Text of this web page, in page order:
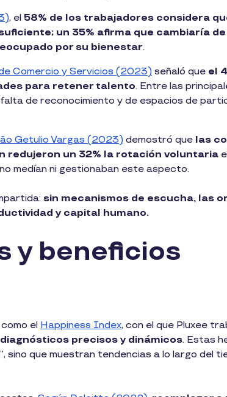
, el 58% de los trabajadores considera
un 35% afirma que cambiaría
por su bienestar.
Comercio y Servicios (2023) señaló que el
para retener talento. Entre las
de reconocimiento y de espacios de
Getulio Vargas (2023) demostró que las
redujeron un 32% la rotación voluntaria
medían ni gestionaban este aspecto.
sin mecanismos de escucha, las
y capital humano.
y beneficios
el Happiness Index, con el que Pluxee
precisos y dinámicos. Estas
sino que muestran tendencias a lo largo del